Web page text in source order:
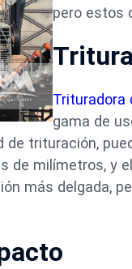
pero estos
Trituradora
gama de
de trituración,
de milímetros, y
más delgada,